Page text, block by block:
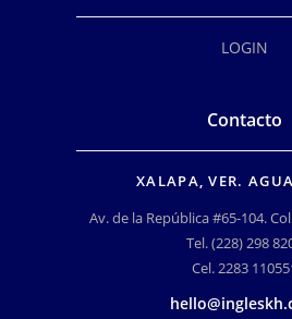
LOGIN
Contacto
XALAPA, VER.
Av. de la República #65-104.
Tel. (228) 298
Cel. 2283